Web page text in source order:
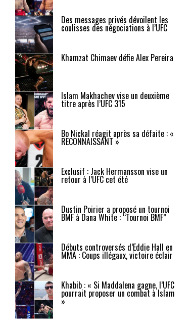
Des messages privés dévoilent les
coulisses des négociations à l’UFC
Khamzat Chimaev défie Alex Pereira
Islam Makhachev vise un deuxième
titre après l’UFC 315
Bo Nickal réagit après sa défaite : «
RECONNAISSANT »
Exclusif : Jack Hermansson vise un
retour à l’UFC cet été
Dustin Poirier a proposé un tournoi
BMF à Dana White : “Tournoi BMF”
Débuts controversés d’Eddie Hall en
MMA : Coups illégaux, victoire éclair
Khabib : « Si Maddalena gagne, l’UFC
pourrait proposer un combat à Islam
»